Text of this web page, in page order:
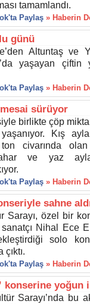
tamamlandı.
Paylaş » Haberin
günü
Altuntaş ve
yaşayan çiftin
Paylaş » Haberin
sürüyor
birlikte çöp
Kış
civarında
ve yaz
Paylaş » Haberin
sahne
özel bir
Nihal Ece
solo
Paylaş » Haberin
konserine yoğun
Sarayı’nda bu